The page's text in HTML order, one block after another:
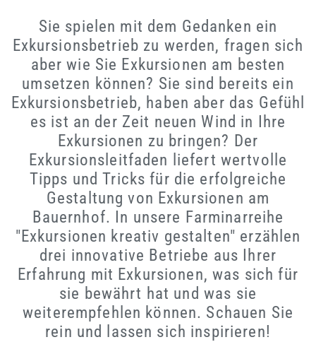
Sie spielen mit dem Gedanken ein
Exkursionsbetrieb zu werden, fragen sich
aber wie Sie Exkursionen am besten
umsetzen können? Sie sind bereits ein
Exkursionsbetrieb, haben aber das Gefühl
es ist an der Zeit neuen Wind in Ihre
Exkursionen zu bringen? Der
Exkursionsleitfaden liefert wertvolle
Tipps und Tricks für die erfolgreiche
Gestaltung von Exkursionen am
Bauernhof. In unsere Farminarreihe
"Exkursionen kreativ gestalten" erzählen
drei innovative Betriebe aus Ihrer
Erfahrung mit Exkursionen, was sich für
sie bewährt hat und was sie
weiterempfehlen können. Schauen Sie
rein und lassen sich inspirieren!